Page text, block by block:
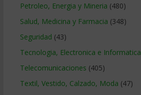
Petroleo, Energia y Mineria (480)
Salud, Medicina y Farmacia (348)
Seguridad (43)
Tecnologia, Electronica e Informatica
Telecomunicaciones (405)
Textil, Vestido, Calzado, Moda (47)